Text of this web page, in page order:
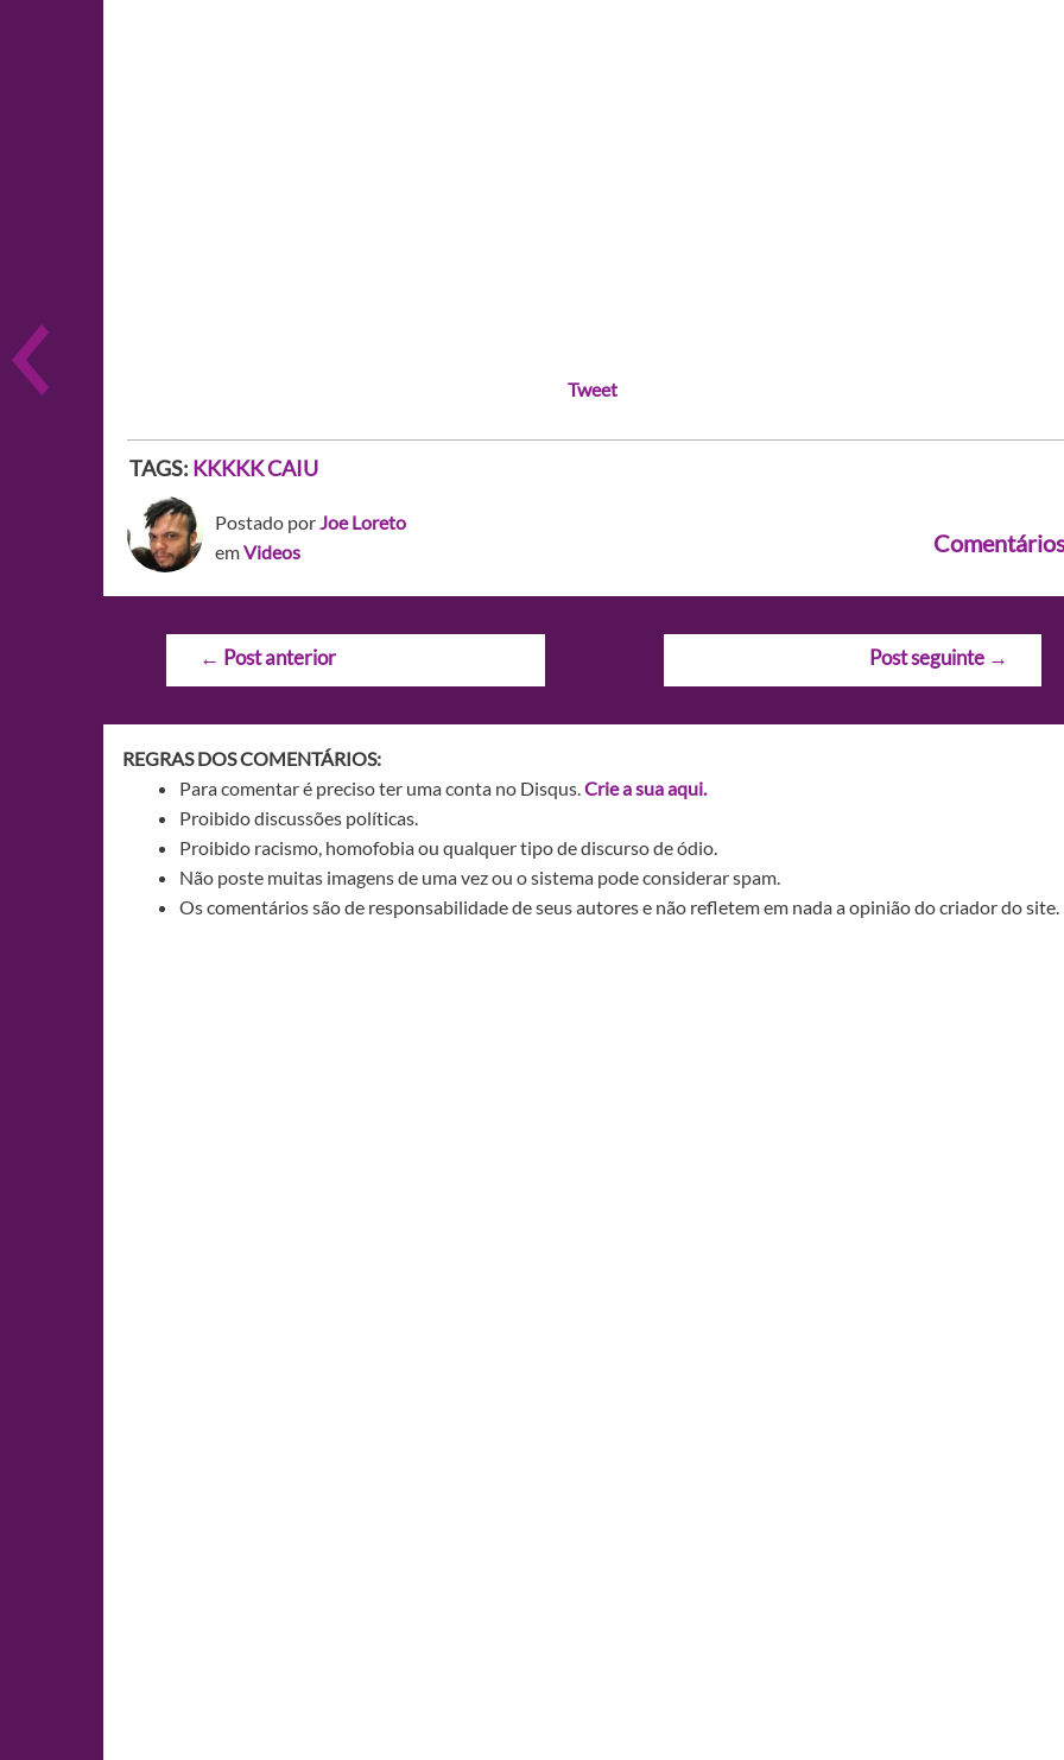
Tweet
TAGS: KKKKK CAIU
Postado porJoe Loreto
emVideos
Navegação
← Post anterior Post seguinte →
REGRAS DOS COMENTÁRIOS:
Para comentar é preciso ter uma conta no Disqus.Crie a sua aqui.
Proibido discussões políticas.
Proibido racismo, homofobia ou qualquer tipo de discurso de ódio.
Não poste muitas imagens de uma vez ou o sistema pode considerar spam.
Os comentários são de responsabilidade de seus autores e não refletem em nada a opinião do criador do site.